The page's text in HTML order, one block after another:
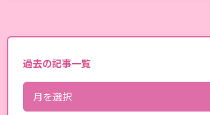
過去の記事一覧